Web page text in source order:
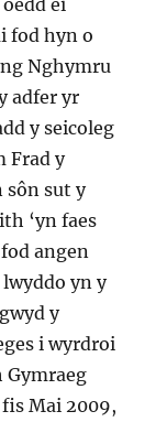
ei
fod hyn o
Nghymru
adfer yr
y seicoleg
Frad y
sôn sut y
‘yn faes
angen
lwyddo yn y
y
i wyrdroi
Gymraeg
Mai 2009,